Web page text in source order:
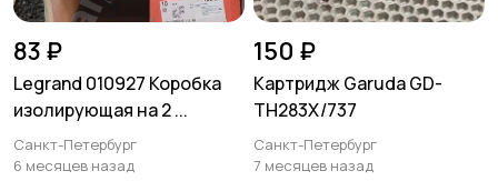
83 ₽
Legrand 010927 Коробка
изолирующая на 2 ...
Санкт-Петербург
6 месяцев назад
150 ₽
Картридж Garuda GD-
TH283X/737
Санкт-Петербург
7 месяцев назад